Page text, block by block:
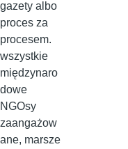
gazety albo
proces za
procesem.
wszystkie
międzynaro
dowe
NGOsy
zaangażow
ane, marsze